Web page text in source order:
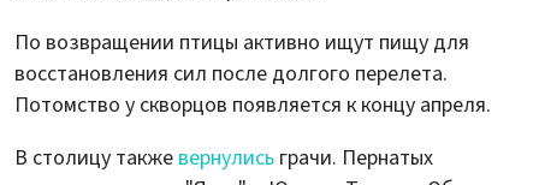
По возвращении птицы активно ищут пищу для
восстановления сил после долгого перелета.
Потомство у скворцов появляется к концу апреля.
В столицу также вернулись грачи. Пернатых